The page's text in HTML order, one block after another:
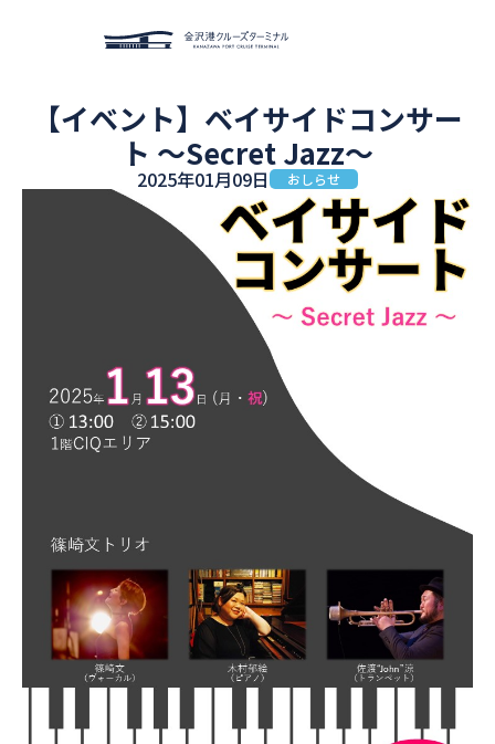
【イベント】ベイサイドコンサー
ト ～Secret Jazz～
2025年01月09日 おしらせ
クルーズターミナルについ
おしらせ
周辺施設
貸スペース利用案内
施設予約
English
簡体
Official SNS